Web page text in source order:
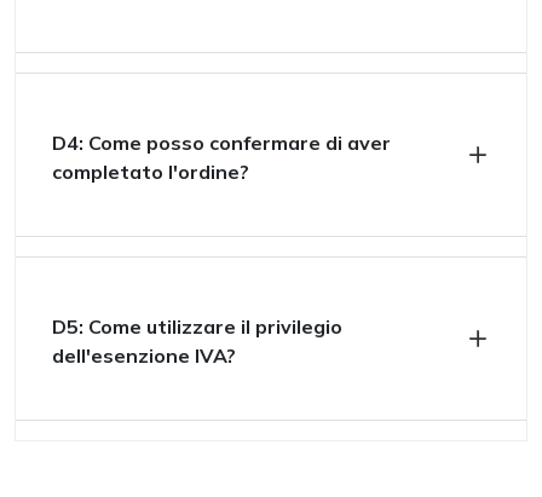
D4: Come posso confermare di aver
completato l'ordine?
D5: Come utilizzare il privilegio
dell'esenzione IVA?